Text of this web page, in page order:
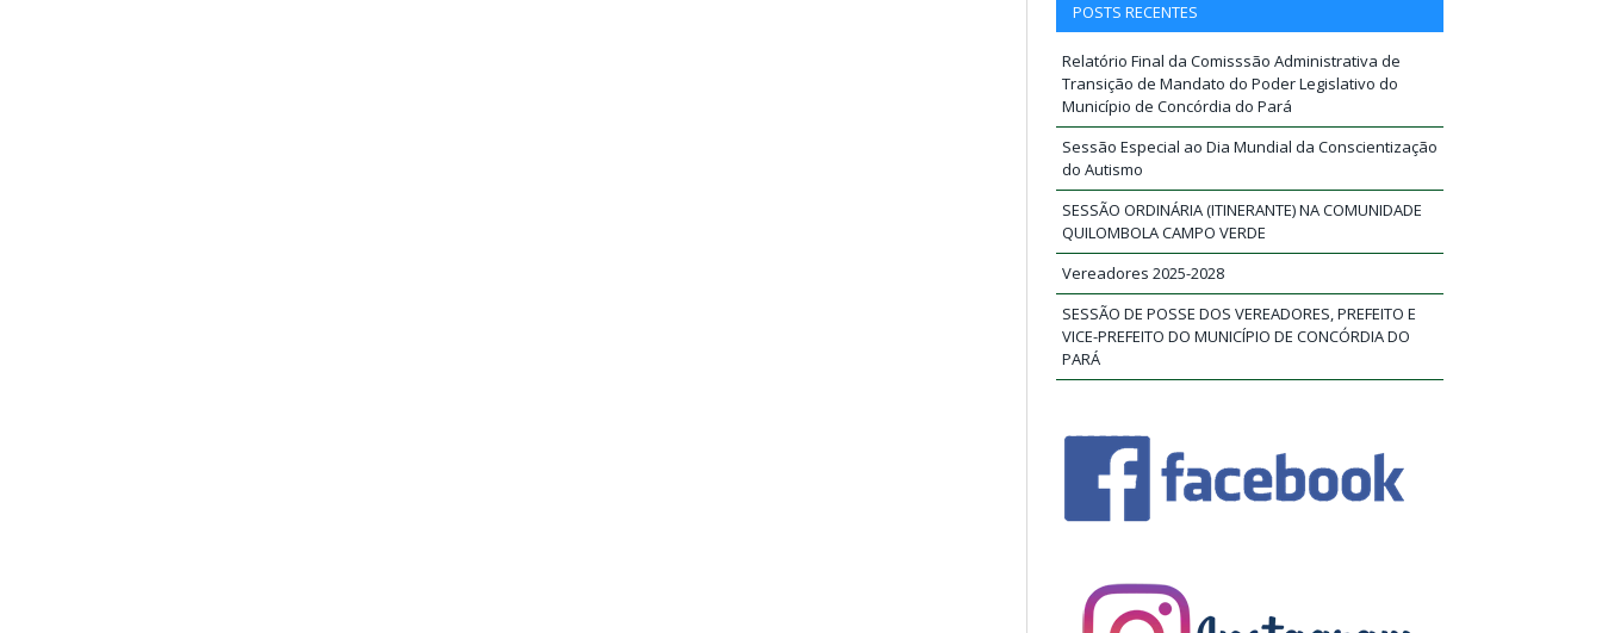
POSTS RECENTES
Relatório Final da Comisssão Administrativa de
Transição de Mandato do Poder Legislativo do
Município de Concórdia do Pará
Sessão Especial ao Dia Mundial da Conscientização
do Autismo
SESSÃO ORDINÁRIA (ITINERANTE) NA COMUNIDADE
QUILOMBOLA CAMPO VERDE
Vereadores 2025-2028
SESSÃO DE POSSE DOS VEREADORES, PREFEITO E
VICE-PREFEITO DO MUNICÍPIO DE CONCÓRDIA DO
PARÁ